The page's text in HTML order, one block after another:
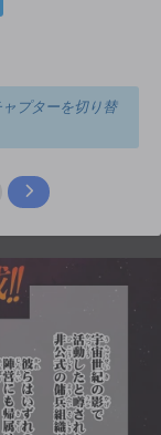
プターを切り替